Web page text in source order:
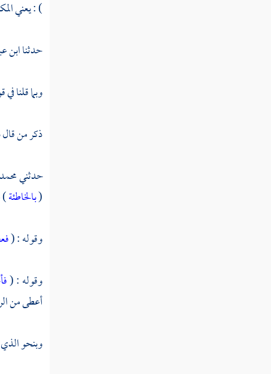
) : يعني
حدثناابن
وبما قلنا
ذكر من
حدثني
(بالخاطئة)
وقوله : (
وقوله : (
أعطى من
وبنحو